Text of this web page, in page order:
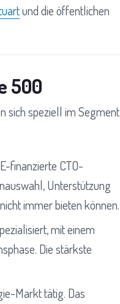
und die öffentlichen
500
sich speziell im Segment
finanzierte CTO-
Unterstützung
immer bieten können.
mit einem
Die stärkste
Markt tätig. Das